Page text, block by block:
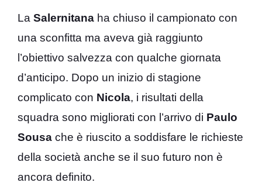
La Salernitana ha chiuso il campionato con
una sconfitta ma aveva già raggiunto
l’obiettivo salvezza con qualche giornata
d’anticipo. Dopo un inizio di stagione
complicato con Nicola, i risultati della
squadra sono migliorati con l’arrivo di Paulo
Sousa che è riuscito a soddisfare le richieste
della società anche se il suo futuro non è
ancora definito.